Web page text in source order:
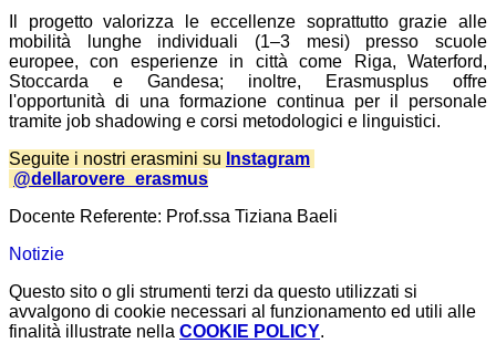
Il progetto valorizza le eccellenze soprattutto grazie alle
mobilità lunghe individuali (1–3 mesi) presso scuole
europee, con esperienze in città come Riga, Waterford,
Stoccarda e Gandesa; inoltre, Erasmusplus offre
l'opportunità di una formazione continua per il personale
tramite job shadowing e corsi metodologici e linguistici.
Seguite i nostri erasmini su Instagram
@dellarovere_erasmus
Docente Referente: Prof.ssa Tiziana Baeli
Notizie
Questo sito o gli strumenti terzi da questo utilizzati si
avvalgono di cookie necessari al funzionamento ed utili alle
finalità illustrate nella COOKIE POLICY.